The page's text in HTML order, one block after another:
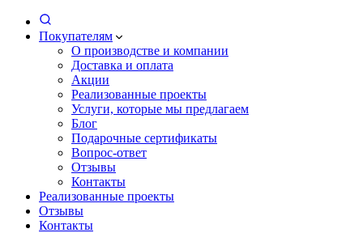
Покупателям
О производстве и компании
Доставка и оплата
Акции
Реализованные проекты
Услуги, которые мы предлагаем
Блог
Подарочные сертификаты
Вопрос-ответ
Отзывы
Контакты
Реализованные проекты
Отзывы
Контакты